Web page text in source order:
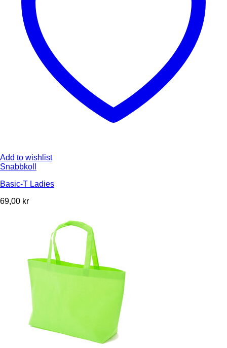
Add to wishlist
Snabbkoll
Basic-T Ladies
69,00 kr